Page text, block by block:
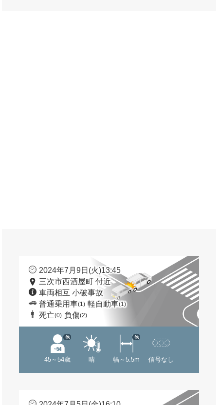
2024年7月9日(火)13:45
三次市西酒屋町 付近
車両相互 小破事故
普通乗用車(1) 軽自動車(1)
死亡(0) 負傷(2)
45～54歳
他
晴 幅～5.5m
他
信号なし